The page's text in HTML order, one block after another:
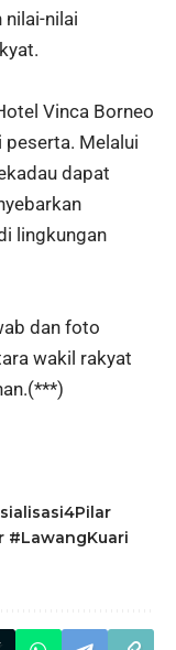
nilai-nilai
Vinca Borneo
Melalui
dapat
lingkungan
dan foto
wakil rakyat
#LawangKuari